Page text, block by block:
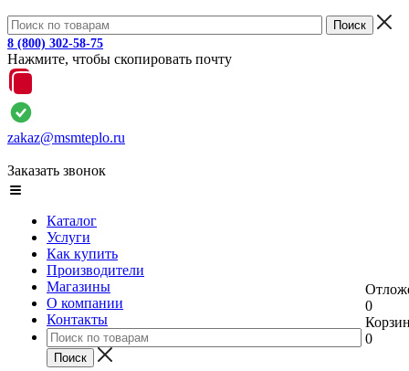
8 (800) 302-58-75
Нажмите, чтобы скопировать почту
zakaz@msmteplo.ru
Заказать звонок
Каталог
Услуги
Как купить
Производители
Магазины
О компании
Контакты
0
0